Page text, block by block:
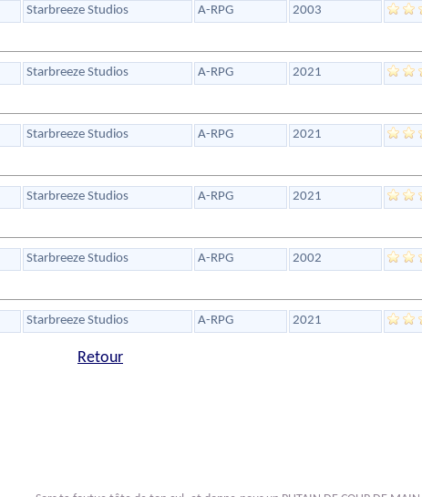
Starbreeze Studios A-RPG 2003
Starbreeze Studios A-RPG 2021
Starbreeze Studios A-RPG 2021
Starbreeze Studios A-RPG 2021
Starbreeze Studios A-RPG 2002
Starbreeze Studios A-RPG 2021
Retour